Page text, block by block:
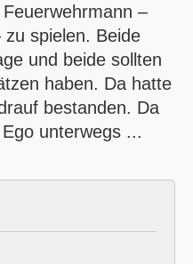
–
spielen. Beide
und beide sollten
haben. Da hatte
bestanden. Da
unterwegs ...